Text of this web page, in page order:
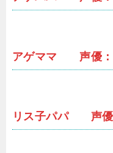
アゲママ 声優：
リス子パパ 声優